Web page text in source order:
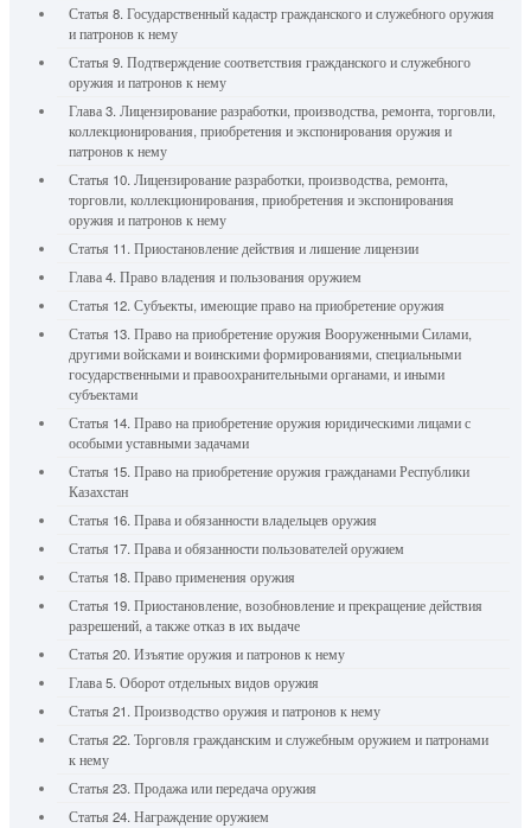
Статья 8. Государственный кадастр гражданского и служебного оружия
и патронов к нему
Статья 9. Подтверждение соответствия гражданского и служебного
оружия и патронов к нему
Глава 3. Лицензирование разработки, производства, ремонта, торговли,
коллекционирования, приобретения и экспонирования оружия и
патронов к нему
Статья 10. Лицензирование разработки, производства, ремонта,
торговли, коллекционирования, приобретения и экспонирования
оружия и патронов к нему
Статья 11. Приостановление действия и лишение лицензии
Глава 4. Право владения и пользования оружием
Статья 12. Субъекты, имеющие право на приобретение оружия
Статья 13. Право на приобретение оружия Вооруженными Силами,
другими войсками и воинскими формированиями, специальными
государственными и правоохранительными органами, и иными
субъектами
Статья 14. Право на приобретение оружия юридическими лицами с
особыми уставными задачами
Статья 15. Право на приобретение оружия гражданами Республики
Казахстан
Статья 16. Права и обязанности владельцев оружия
Статья 17. Права и обязанности пользователей оружием
Статья 18. Право применения оружия
Статья 19. Приостановление, возобновление и прекращение действия
разрешений, а также отказ в их выдаче
Статья 20. Изъятие оружия и патронов к нему
Глава 5. Оборот отдельных видов оружия
Статья 21. Производство оружия и патронов к нему
Статья 22. Торговля гражданским и служебным оружием и патронами
к нему
Статья 23. Продажа или передача оружия
Статья 24. Награждение оружием